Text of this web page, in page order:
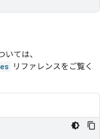
ては、
リファレンスをご覧く